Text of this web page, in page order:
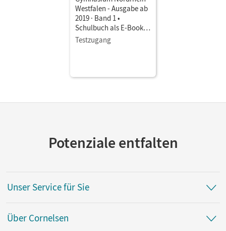
Westfalen - Ausgabe ab
2019 · Band 1 •
Schulbuch als E-Book
Mit Medien
Testzugang
Potenziale entfalten
Unser Service für Sie
Über Cornelsen